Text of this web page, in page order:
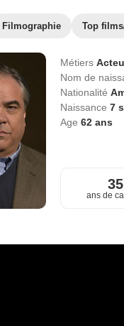
Filmographie Top
Métiers
Nom de
Nationalité
Naissance 7
Age 62ans
35
ans de